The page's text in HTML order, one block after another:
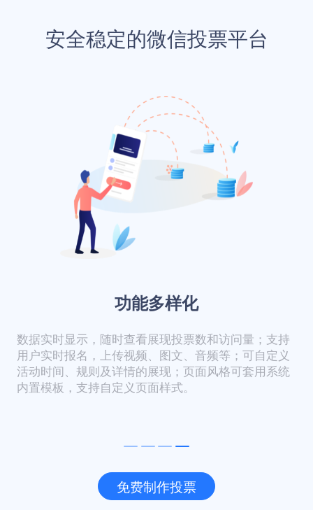
安全稳定的微信投票平台
功能多样化
数据实时显示，随时查看展现投票数和访问量；支持
用户实时报名，上传视频、图文、音频等；可自定义
活动时间、规则及详情的展现；页面风格可套用系统
内置模板，支持自定义页面样式。
免费制作投票